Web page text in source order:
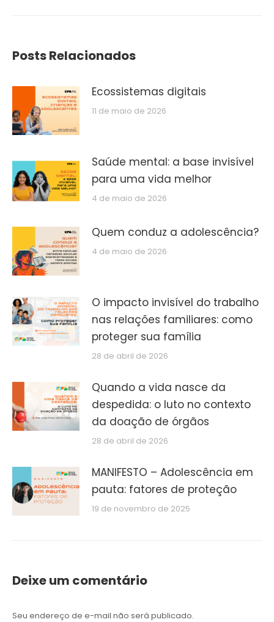
Posts Relacionados
Ecossistemas digitais
11 de maio de 2026
Saúde mental: a base invisível
para uma vida melhor
4 de maio de 2026
Quem conduz a adolescência?
4 de maio de 2026
O impacto invisível do trabalho
nas relações familiares: como
proteger sua família
28 de abril de 2026
Quando a vida nasce da
despedida: o luto no contexto
da doação de órgãos
28 de abril de 2026
MANIFESTO – Adolescência em
pauta: fatores de proteção
19 de novembro de 2025
Deixe um comentário
Seu endereço de e-mail não será publicado.